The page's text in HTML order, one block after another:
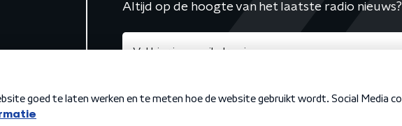
Altijd op de hoogte van het laatste radio nieuws?